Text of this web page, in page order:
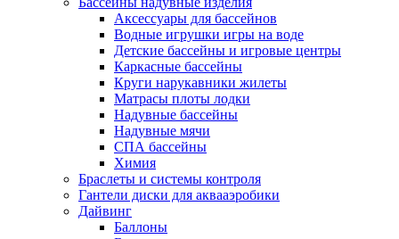
Аксессуары для бассейнов
Водные игрушки игры на воде
Детские бассейны и игровые центры
Каркасные бассейны
Круги нарукавники жилеты
Матрасы плоты лодки
Надувные бассейны
Надувные мячи
СПА бассейны
Химия
Браслеты и системы контроля
Гантели диски для аквааэробики
Дайвинг
Баллоны